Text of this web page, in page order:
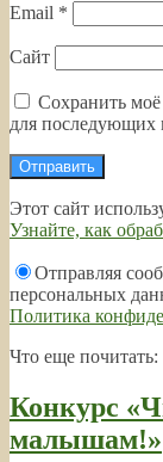
Email *
Сайт
Сохранить моё
для последующих
Этот сайт
Узнайте, как
Отправляя
персональных
Политика
Что еще почитать:
Конкурс
малышам!»